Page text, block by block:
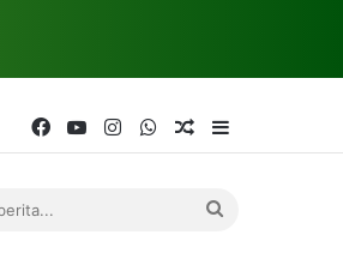
FacebookYouTubeInstagramWhatsAppRandom Article